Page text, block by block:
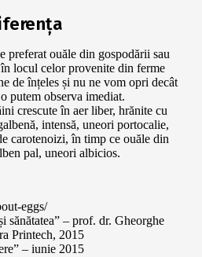
preferat ouăle din gospodării sau
locul celor provenite din ferme
de înțeles și nu ne vom opri decât
putem observa imediat.
crescute în aer liber, hrănite cu
intensă, uneori portocalie,
carotenoizi, în timp ce ouăle din
pal, uneori albicios.
eggs/
sănătatea” – prof. dr. Gheorghe
Printech, 2015
– iunie 2015